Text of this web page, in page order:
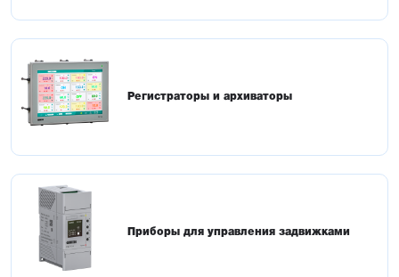
Регистраторы и архиваторы
Приборы для управления задвижками